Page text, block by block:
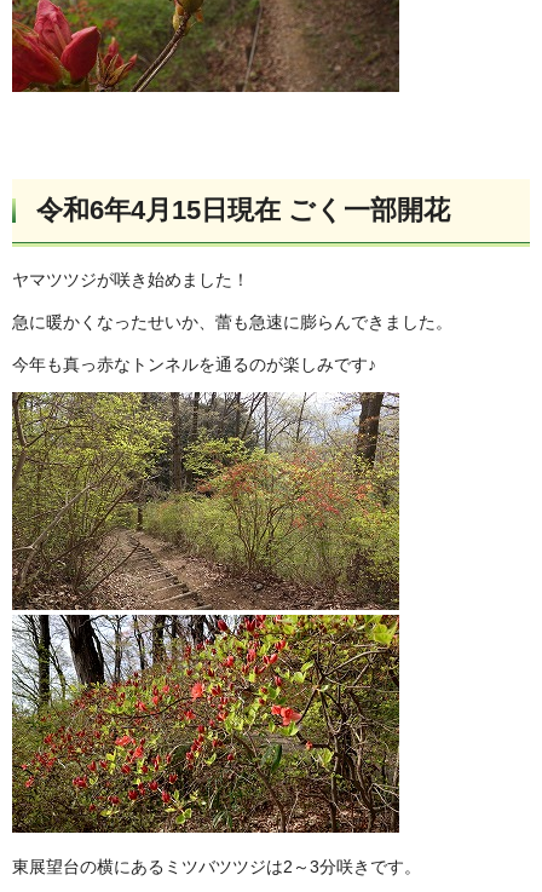
令和6年4月15日現在 ごく一部開花
ヤマツツジが咲き始めました！
急に暖かくなったせいか、蕾も急速に膨らんできました。
今年も真っ赤なトンネルを通るのが楽しみです♪
東展望台の横にあるミツバツツジは2～3分咲きです。